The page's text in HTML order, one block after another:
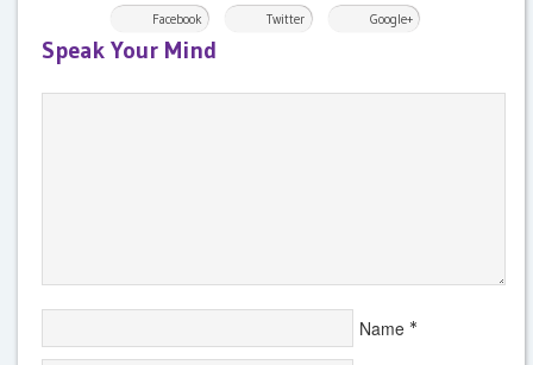
Facebook Twitter Google+
Speak Your Mind
Name *